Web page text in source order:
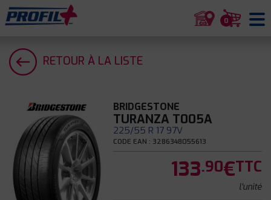
0
RETOUR À LA LISTE
BRIDGESTONE
TURANZA T005A
225/55 R 17 97V
CODE EAN : 3286348055613
133.90€TTC
l'unité